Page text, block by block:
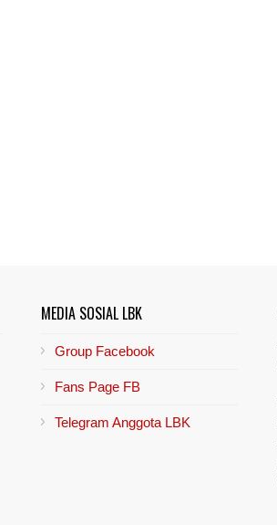
MEDIA SOSIAL LBK
Group Facebook
Fans Page FB
Telegram Anggota LBK